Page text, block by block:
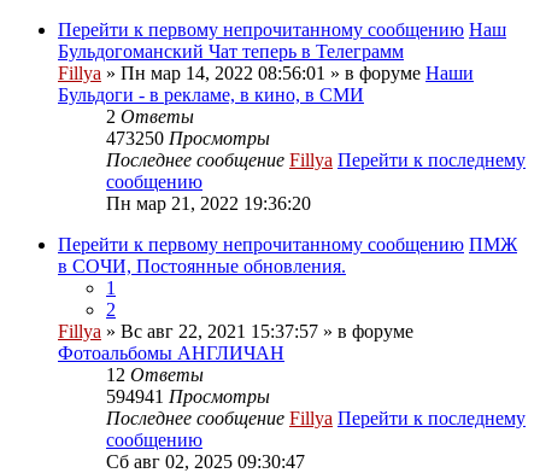
Перейти к первому непрочитанному сообщению Наш
Бульдогоманский Чат теперь в Телеграмм
Fillya » Пн мар 14, 2022 08:56:01 » в форуме Наши
Бульдоги - в рекламе, в кино, в СМИ
2 Ответы
473250 Просмотры
Последнее сообщение Fillya Перейти к последнему
сообщению
Пн мар 21, 2022 19:36:20
Перейти к первому непрочитанному сообщению ПМЖ
в СОЧИ, Постоянные обновления.
1
2
Fillya » Вс авг 22, 2021 15:37:57 » в форуме
Фотоальбомы АНГЛИЧАН
12 Ответы
594941 Просмотры
Последнее сообщение Fillya Перейти к последнему
сообщению
Сб авг 02, 2025 09:30:47